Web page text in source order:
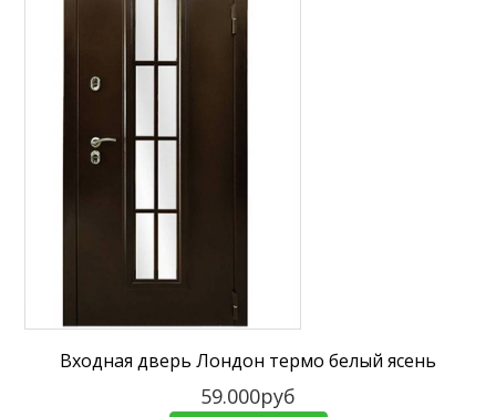
Входная дверь Лондон термо белый ясень
59.000руб